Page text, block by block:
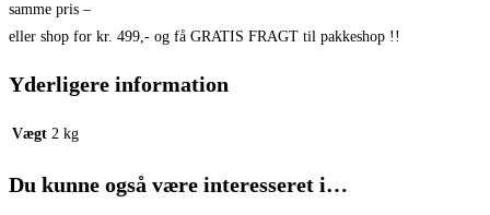
samme pris –
eller shop for kr. 499,- og få GRATIS FRAGT til pakkeshop !!
Yderligere information
Vægt 2 kg
Du kunne også være interesseret i…